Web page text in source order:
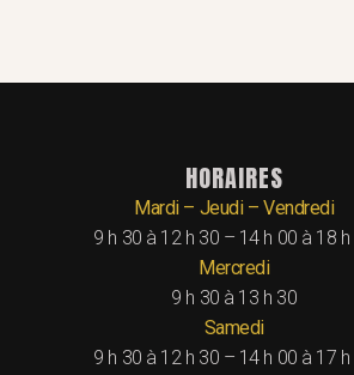
HORAIRES
Mardi – Jeudi – Vendredi
9 h 30 à 12 h 30 – 14 h 00 à 18
Mercredi
9 h 30 à 13 h 30
Samedi
9 h 30 à 12 h 30 – 14 h 00 à 17